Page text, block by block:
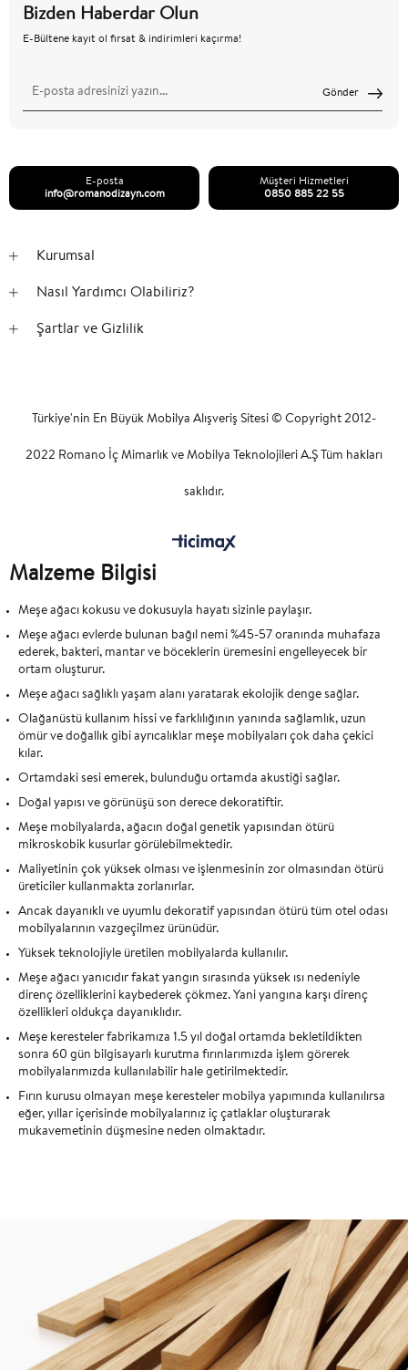
Bizden Haberdar Olun
E-Bültene kayıt ol fırsat & indirimleri kaçırma!
Gönder
E-posta
info@romanodizayn.com
Müşteri Hizmetleri
0850 885 22 55
Kurumsal
Nasıl Yardımcı Olabiliriz?
Şartlar ve Gizlilik
Türkiye'nin En Büyük Mobilya Alışveriş Sitesi © Copyright 2012-
2022 Romano İç Mimarlık ve Mobilya Teknolojileri A.Ş Tüm hakları
saklıdır.
Malzeme Bilgisi
Meşe ağacı kokusu ve dokusuyla hayatı sizinle paylaşır.
Meşe ağacı evlerde bulunan bağıl nemi %45-57 oranında muhafaza
ederek, bakteri, mantar ve böceklerin üremesini engelleyecek bir
ortam oluşturur.
Meşe ağacı sağlıklı yaşam alanı yaratarak ekolojik denge sağlar.
Olağanüstü kullanım hissi ve farklılığının yanında sağlamlık, uzun
ömür ve doğallık gibi ayrıcalıklar meşe mobilyaları çok daha çekici
kılar.
Ortamdaki sesi emerek, bulunduğu ortamda akustiği sağlar.
Doğal yapısı ve görünüşü son derece dekoratiftir.
Meşe mobilyalarda, ağacın doğal genetik yapısından ötürü
mikroskobik kusurlar görülebilmektedir.
Maliyetinin çok yüksek olması ve işlenmesinin zor olmasından ötürü
üreticiler kullanmakta zorlanırlar.
Ancak dayanıklı ve uyumlu dekoratif yapısından ötürü tüm otel odası
mobilyalarının vazgeçilmez ürünüdür.
Yüksek teknolojiyle üretilen mobilyalarda kullanılır.
Meşe ağacı yanıcıdır fakat yangın sırasında yüksek ısı nedeniyle
direnç özelliklerini kaybederek çökmez. Yani yangına karşı direnç
özellikleri oldukça dayanıklıdır.
Meşe keresteler fabrikamıza 1.5 yıl doğal ortamda bekletildikten
sonra 60 gün bilgisayarlı kurutma fırınlarımızda işlem görerek
mobilyalarımızda kullanılabilir hale getirilmektedir.
Fırın kurusu olmayan meşe keresteler mobilya yapımında kullanılırsa
eğer, yıllar içerisinde mobilyalarınız iç çatlaklar oluşturarak
mukavemetinin düşmesine neden olmaktadır.